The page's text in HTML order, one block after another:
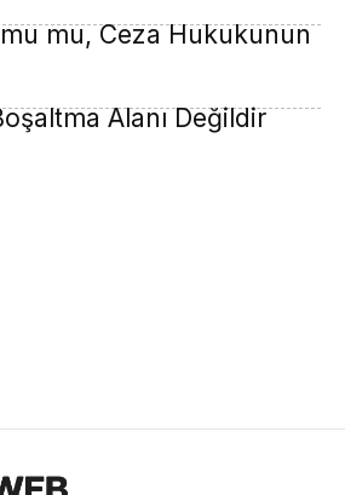
mu, Ceza Hukukunun
Alanı Değildir